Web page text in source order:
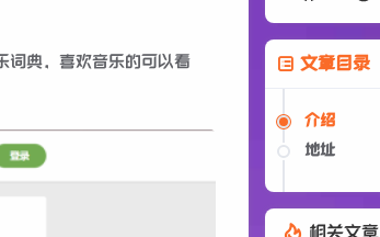
词典，喜欢音乐的可以看
文章目录
介绍
地址
相关文章